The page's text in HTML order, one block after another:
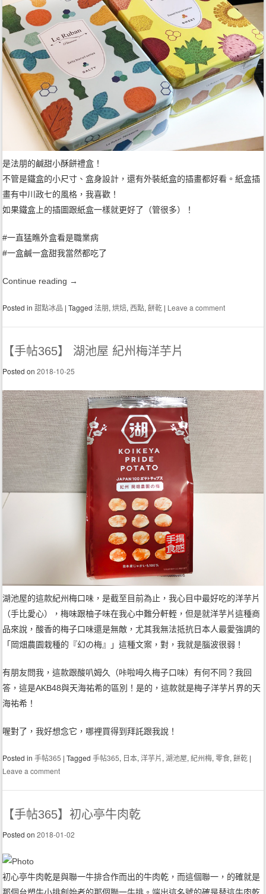
是法朋的鹹甜小酥餅禮盒！
不管是鐵盒的小尺寸、盒身設計，還有外裝紙盒的插畫都好看。紙盒插
畫有中川政七的風格，我喜歡！
如果鐵盒上的插圖跟紙盒一樣就更好了（管很多）！
#一直猛瞧外盒看是職業病
#一盒鹹一盒甜我當然都吃了
Continue reading →
Posted in甜點冰品 |Tagged 法朋,烘焙,西點,餅乾 | Leave a comment
【手帖365】 湖池屋 紀州梅洋芋片
Posted on2018-10-25
湖池屋的這款紀州梅口味，是截至目前為止，我心目中最好吃的洋芋片
（手比愛心），梅味跟柚子味在我心中難分軒輊，但是就洋芋片這種商
品來說，酸香的梅子口味還是無敵，尤其我無法抵抗日本人最愛強調的
「岡畑農園栽種的『幻の梅』」這種文案，對，我就是腦波很弱！
有朋友問我，這款跟酸叭姆久（咔啦呣久梅子口味）有何不同？我回
答，這是AKB48與天海祐希的區別！是的，這款就是梅子洋芋片界的天
海祐希！
喔對了，我好想念它，哪裡買得到拜託跟我說！
Posted in手帖365 |Tagged手帖365, 日本,洋芋片,湖池屋,紀州梅,零食,餅乾 |
Leave a comment
【手帖365】初心亭牛肉乾
Posted on2018-01-02
初心亭牛肉乾是與聯一牛排合作而出的牛肉乾，而這個聯一，的確就是